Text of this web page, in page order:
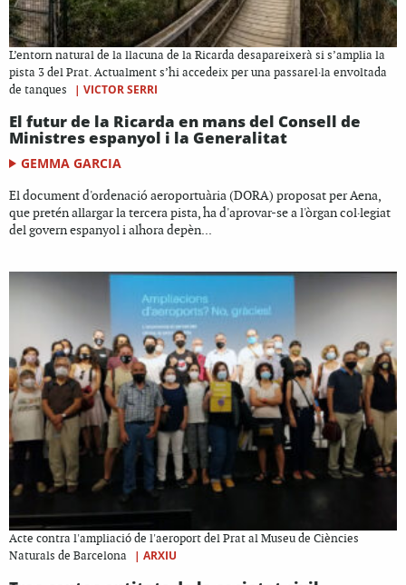
L’entorn natural de la llacuna de la Ricarda desapareixerà si s’amplia la
pista 3 del Prat. Actualment s’hi accedeix per una passarel·la envoltada
de tanques
| VICTOR SERRI
El futur de la Ricarda en mans del Consell de
Ministres espanyol i la Generalitat
GEMMA GARCIA
El document d'ordenació aeroportuària (DORA) proposat per Aena,
que pretén allargar la tercera pista, ha d'aprovar-se a l'òrgan col·legiat
del govern espanyol i alhora depèn...
Acte contra l'ampliació de l'aeroport del Prat al Museu de Ciències
Naturals de Barcelona
| ARXIU